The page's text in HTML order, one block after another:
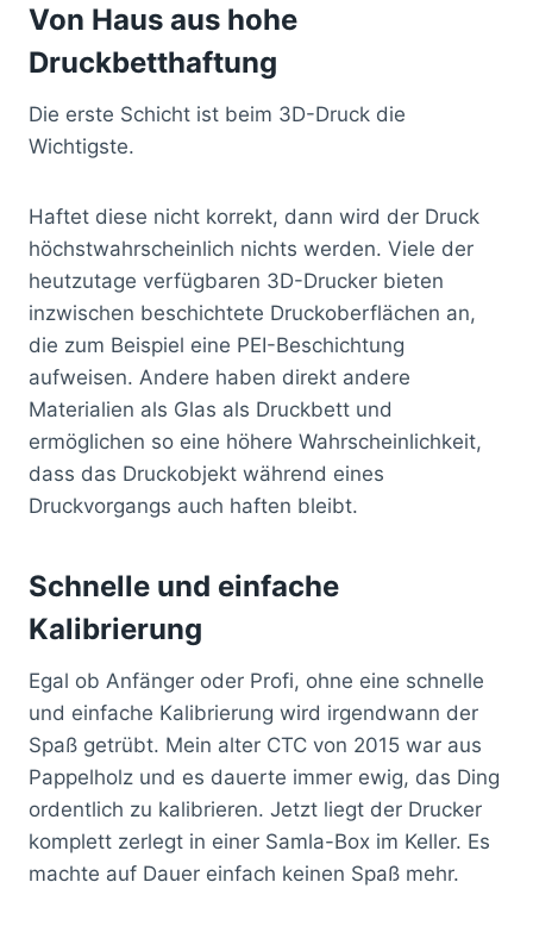
Von Haus aus hohe
Druckbetthaftung
Die erste Schicht ist beim 3D-Druck die
Wichtigste.
Haftet diese nicht korrekt, dann wird der Druck
höchstwahrscheinlich nichts werden. Viele der
heutzutage verfügbaren 3D-Drucker bieten
inzwischen beschichtete Druckoberflächen an,
die zum Beispiel eine PEI-Beschichtung
aufweisen. Andere haben direkt andere
Materialien als Glas als Druckbett und
ermöglichen so eine höhere Wahrscheinlichkeit,
dass das Druckobjekt während eines
Druckvorgangs auch haften bleibt.
Schnelle und einfache
Kalibrierung
Egal ob Anfänger oder Profi, ohne eine schnelle
und einfache Kalibrierung wird irgendwann der
Spaß getrübt. Mein alter CTC von 2015 war aus
Pappelholz und es dauerte immer ewig, das Ding
ordentlich zu kalibrieren. Jetzt liegt der Drucker
komplett zerlegt in einer Samla-Box im Keller. Es
machte auf Dauer einfach keinen Spaß mehr.